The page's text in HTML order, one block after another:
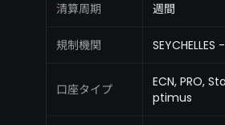
清算周期 週間
規制機関 SEYCHELLES -
口座タイプ
ECN, PRO,
ptimus